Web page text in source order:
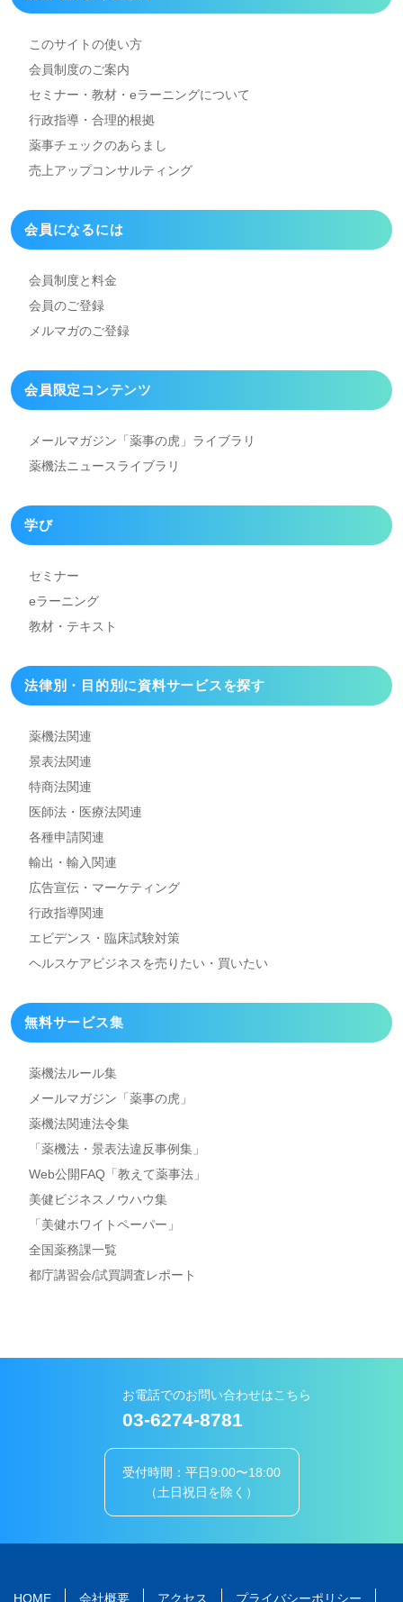
このサイトの使い方
会員制度のご案内
セミナー・教材・eラーニングについて
行政指導・合理的根拠
薬事チェックのあらまし
売上アップコンサルティング
会員になるには
会員制度と料金
会員のご登録
メルマガのご登録
会員限定コンテンツ
メールマガジン「薬事の虎」 ライブラリ
薬機法ニュースライブラリ
学び
セミナー
eラーニング
教材・テキスト
法律別・目的別に資料サービスを探す
薬機法関連
景表法関連
特商法関連
医師法・医療法関連
各種申請関連
輸出・輸入関連
広告宣伝・マーケティング
行政指導関連
エビデンス・臨床試験対策
ヘルスケアビジネスを売りたい・買いたい
無料サービス集
薬機法ルール集
メールマガジン「薬事の虎」
薬機法関連法令集
「薬機法・景表法違反事例集」
Web公開FAQ「教えて薬事法」
美健ビジネスノウハウ集
「美健ホワイトペーパー」
全国薬務課一覧
都庁講習会/試買調査レポート
お電話でのお問い合わせはこちら
03-6274-8781
受付時間：平日9:00〜18:00
（土日祝日を除く）
HOME 会社概要 アクセス プライバシーポリシー